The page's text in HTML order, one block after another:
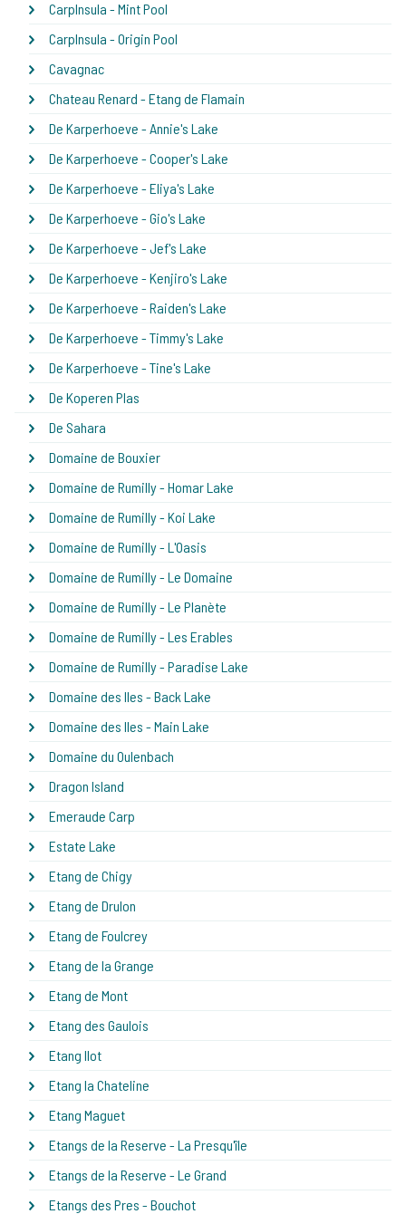
CarpInsula - Mint Pool
CarpInsula - Origin Pool
Cavagnac
Chateau Renard - Etang de Flamain
De Karperhoeve - Annie's Lake
De Karperhoeve - Cooper's Lake
De Karperhoeve - Eliya's Lake
De Karperhoeve - Gio's Lake
De Karperhoeve - Jef's Lake
De Karperhoeve - Kenjiro's Lake
De Karperhoeve - Raiden's Lake
De Karperhoeve - Timmy's Lake
De Karperhoeve - Tine's Lake
De Koperen Plas
De Sahara
Domaine de Bouxier
Domaine de Rumilly - Homar Lake
Domaine de Rumilly - Koi Lake
Domaine de Rumilly - L'Oasis
Domaine de Rumilly - Le Domaine
Domaine de Rumilly - Le Planète
Domaine de Rumilly - Les Erables
Domaine de Rumilly - Paradise Lake
Domaine des Iles - Back Lake
Domaine des Iles - Main Lake
Domaine du Oulenbach
Dragon Island
Emeraude Carp
Estate Lake
Etang de Chigy
Etang de Drulon
Etang de Foulcrey
Etang de la Grange
Etang de Mont
Etang des Gaulois
Etang Ilot
Etang la Chateline
Etang Maguet
Etangs de la Reserve - La Presqu'île
Etangs de la Reserve - Le Grand
Etangs des Pres - Bouchot